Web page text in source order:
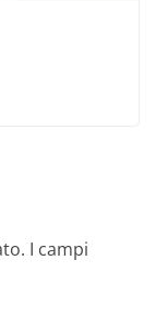
I campi